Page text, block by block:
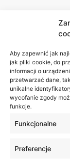
Aby zapewnić jak
jak pliki cookie, do
informacji o
przetwarzać dane,
unikalne
wycofanie zgody
funkcje.
Funkcjonalne
Preferencje